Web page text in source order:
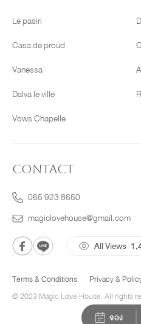
จอง
Le pasiri
Casa de proud
Vanessa
Dalva le ville
Vows Chapelle
CONTACT
065 923 8650
magiclovehouse@gmail.com
All Views
© 2023 Magic Love House. All rights
Terms & Conditions Privacy &